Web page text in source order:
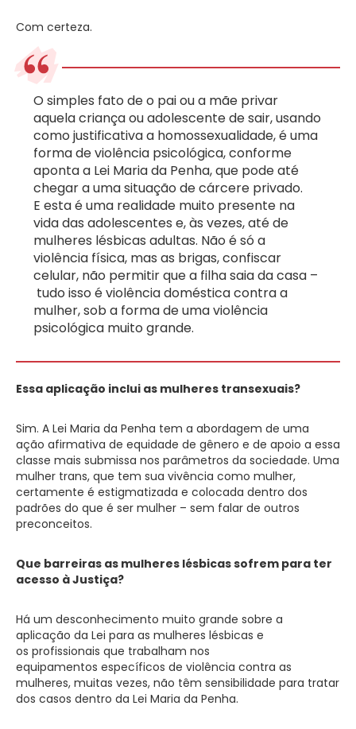
Com certeza.
O simples fato de o pai ou a mãe privar
aquela criança ou adolescente de sair, usando
como justificativa a homossexualidade, é uma
forma de violência psicológica, conforme
aponta a Lei Maria da Penha, que pode até
chegar a uma situação de cárcere privado.
E esta é uma realidade muito presente na
vida das adolescentes e, às vezes, até de
mulheres lésbicas adultas. Não é só a
violência física, mas as brigas, confiscar
celular, não permitir que a filha saia da casa –
tudo isso é violência doméstica contra a
mulher, sob a forma de uma violência
psicológica muito grande.
Essa aplicação inclui as mulheres transexuais?
Sim. A Lei Maria da Penha tem a abordagem de uma
ação afirmativa de equidade de gênero e de apoio a essa
classe mais submissa nos parâmetros da sociedade. Uma
mulher trans, que tem sua vivência como mulher,
certamente é estigmatizada e colocada dentro dos
padrões do que é ser mulher – sem falar de outros
preconceitos.
Que barreiras as mulheres lésbicas sofrem para ter
acesso à Justiça?
Há um desconhecimento muito grande sobre a
aplicação da Lei para as mulheres lésbicas e
os profissionais que trabalham nos
equipamentos específicos de violência contra as
mulheres, muitas vezes, não têm sensibilidade para tratar
dos casos dentro da Lei Maria da Penha.